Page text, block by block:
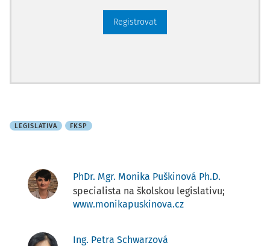
Registrovat
LEGISLATIVA FKSP
PhDr. Mgr. Monika Puškinová Ph.D.
specialista na školskou legislativu;
www.monikapuskinova.cz
Ing. Petra Schwarzová